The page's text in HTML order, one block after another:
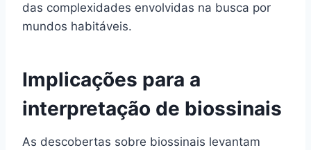
das complexidades envolvidas na busca por
mundos habitáveis.
Implicações para a
interpretação de biossinais
As descobertas sobre biossinais levantam